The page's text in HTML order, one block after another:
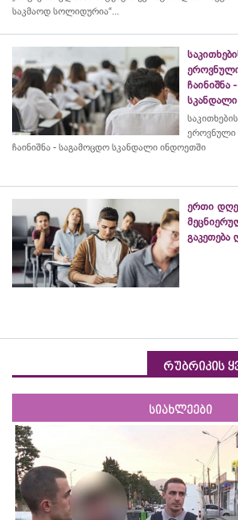
საკმაოდ სოლიდურია“...
ჩაინიშნა
ეროვნული
ჩაინიშნა - საგამოცდო სკანდალი ინდოეთში
ერთი დღე
რუბრიკის
სიახლეები